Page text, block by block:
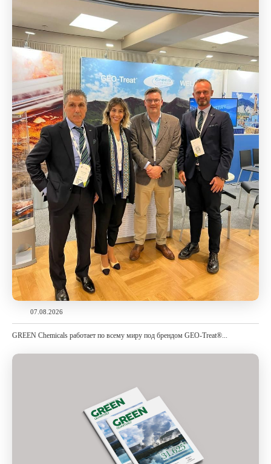
07.08.2026
GREEN Chemicals работает по всему миру под брендом GEO-Treat®...
Воспитание собственных лидеров
Дух корпоративного предпринимательства
Форма Заявки на Работу
GREEN ADH-Tech®
TreatON®